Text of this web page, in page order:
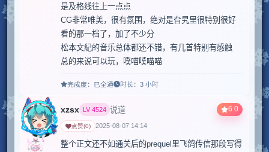
是及格线往上一点点
CG非常唯美，很有氛围，绝对是旮旯里很特别很好
看的那一档了，加了不少分
松本文紀的音乐总体都还不错，有几首特别有感触
总的来说可以玩，噗喵噗喵喵
完成度： 已全通 时长： 3 小时
6.0
xzsx LV4524 说道
点赞(0) 2025-08-07 14:14
整个正文还不如通关后的prequel里飞鸽传信那段写得